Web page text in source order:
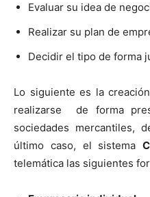
Evaluar su idea de
Realizar su plan de
Decidir el tipo de forma
Lo siguiente es la
realizarse de forma
sociedades mercantiles,
último caso, el sistema
telemática las siguientes